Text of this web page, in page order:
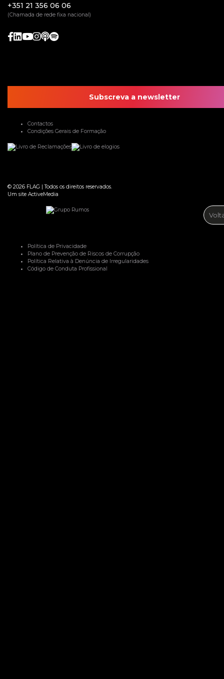
+351 21 356 06 06
(Chamada de rede fixa nacional)
Subscreva a newsletter
Contactos
Condições Gerais de Formação
© 2026 FLAG |Todos os direitos reservados.
Um site ActiveMedia
Política de Privacidade
Plano de Prevenção de Riscos de Corrupção
Política Relativa à Denúncia de Irregularidades
Código de Conduta Profissional